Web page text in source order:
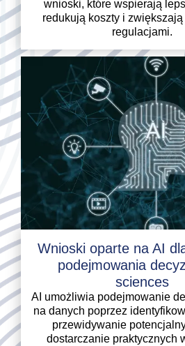
wnioski, które wspierają
redukują koszty i
regulacjami.
Wnioski oparte na AI
podejmowania
sciences
AI umożliwia podejmowanie
na danych poprzez
przewidywanie
dostarczanie praktycznych